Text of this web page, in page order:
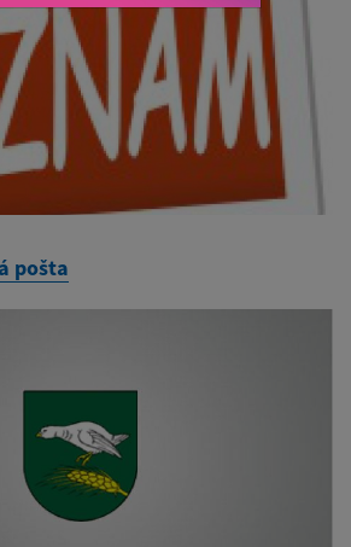
pošta